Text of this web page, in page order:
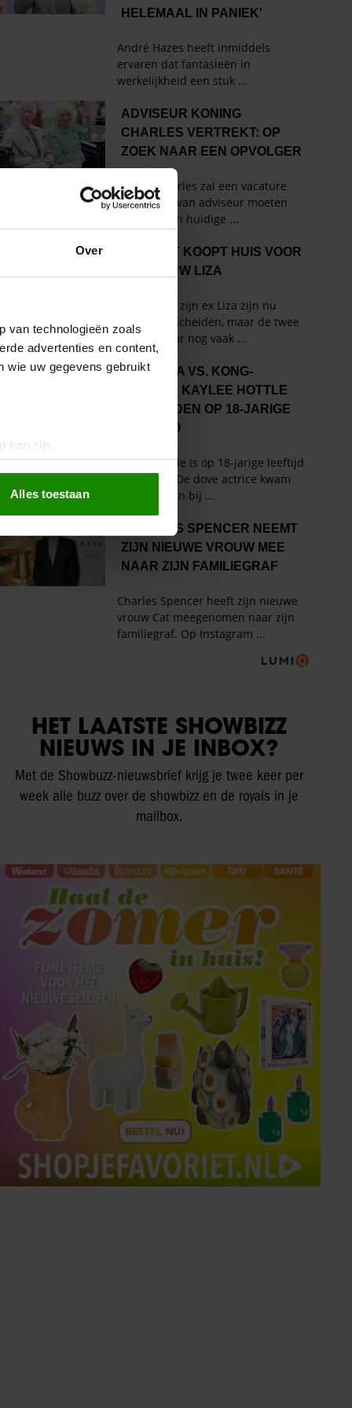
Over
van technologieën zoals
advertenties en content,
wie uw gegevens gebruikt
kan zijn
te bieden en om ons
partners voor social
die u aan ze heeft
met onze cookies als u
Alles toestaan
HET LAATSTE SHOWBIZZ
NIEUWS IN JE INBOX?
Met de Showbuzz-nieuwsbrief krijg je twee keer per
week alle buzz over de showbizz en de royals in je
mailbox.